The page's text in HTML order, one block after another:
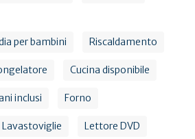
per bambini Riscaldamento
Cucina disponibile
inclusi Forno
Lavastoviglie Lettore DVD